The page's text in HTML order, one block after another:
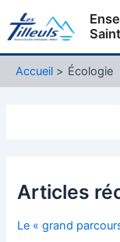
au
Accueil Écologie
Articles
Le « grand